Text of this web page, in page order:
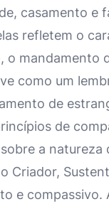
casamento e
refletem o
o mandamento
como um
de
de
a natureza
Criador,
e